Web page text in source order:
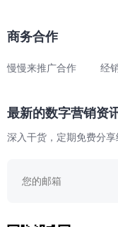
商务合作
慢慢来推广合作 经
最新的数字营销资
深入干货，定期免费分享